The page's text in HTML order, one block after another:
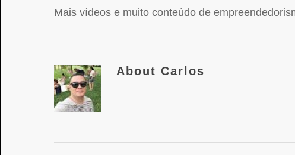
Mais vídeos e muito conteúdo de
About Carlos